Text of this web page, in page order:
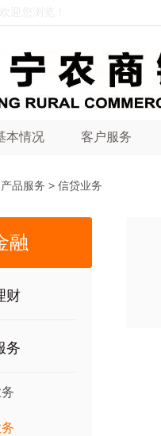
本情况 客户服务
产品服务 > 信贷业务
融
财
务